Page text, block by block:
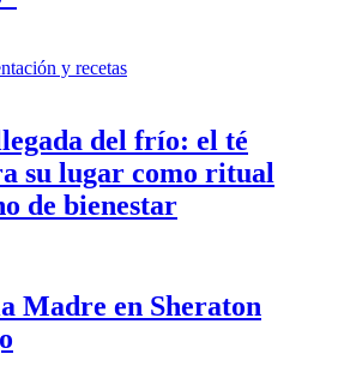
y recetas
del frío: el té
su lugar como ritual
de bienestar
Madre en Sheraton